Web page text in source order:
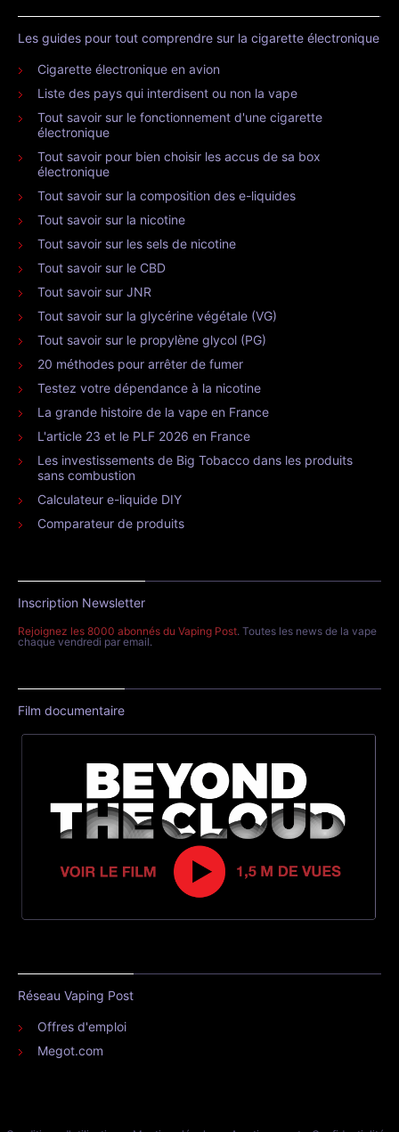
Les guides pour tout comprendre sur la cigarette électronique
Cigarette électronique en avion
Liste des pays qui interdisent ou non la vape
Tout savoir sur le fonctionnement d'une cigarette
électronique
Tout savoir pour bien choisir les accus de sa box
électronique
Tout savoir sur la composition des e-liquides
Tout savoir sur la nicotine
Tout savoir sur les sels de nicotine
Tout savoir sur le CBD
Tout savoir sur JNR
Tout savoir sur la glycérine végétale (VG)
Tout savoir sur le propylène glycol (PG)
20 méthodes pour arrêter de fumer
Testez votre dépendance à la nicotine
La grande histoire de la vape en France
L'article 23 et le PLF 2026 en France
Les investissements de Big Tobacco dans les produits
sans combustion
Calculateur e-liquide DIY
Comparateur de produits
Inscription Newsletter
Rejoignez les 8000 abonnés du Vaping Post. Toutes les news de la vape
chaque vendredi par email.
Film documentaire
Réseau Vaping Post
Offres d'emploi
Megot.com